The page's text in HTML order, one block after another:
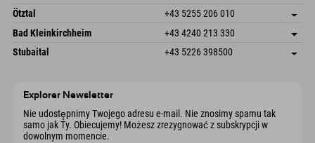
Austria
Książka
Freizeitpark 10
Austria
Zapisz adres
Książka
Ötztal +43 5255 206 010
Gscheat 14
6441 Umhausen
Austria
Zapisz adres
Informacje o przyjeździe
Książka
Bad Kleinkirchheim +43 4240 213 330
Dorfstraße 24
Zapisz adres
Stubaital +43 5226 398500
Explorer Newsletter
Nie udostępnimy Twojego adresu e-mail. Nie znosimy spamu tak
samo jak Ty. Obiecujemy! Możesz zrezygnować z subskrypcji w
dowolnym momencie.